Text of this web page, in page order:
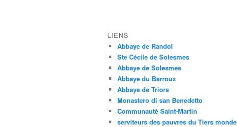
LIENS
Abbaye de Randol
Ste Cécile de Solesmes
Abbaye de Solesmes
Abbaye du Barroux
Abbaye de Triors
Monastero di san Benedetto
Communauté Saint-Martin
serviteurs des pauvres du Tiers monde